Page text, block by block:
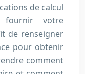
de calcul
fournir votre
de renseigner
pour obtenir
comment